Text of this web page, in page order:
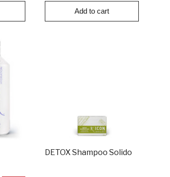
Add to cart
DETOX Shampoo Solido